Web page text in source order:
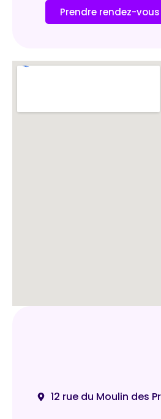
Prendre rendez-
12 rue du Moulin des